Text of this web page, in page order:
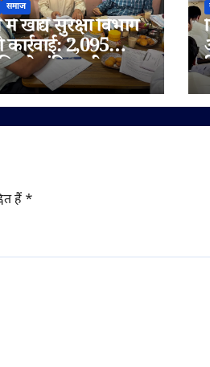
समाज
खाद्य सुरक्षा विभाग
2,095
संदिग्ध घी जब्त,
चेन भी जांच के दायरे
हैं *